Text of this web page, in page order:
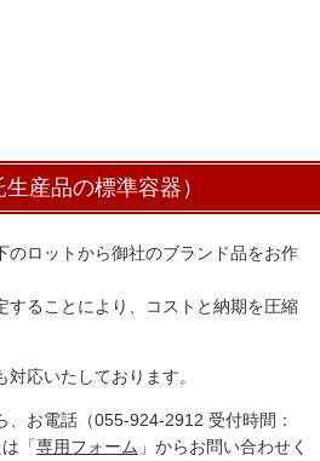
産品の標準容器）
のロットから御社のブランド品をお作
することにより、コストと納期を圧縮
応いたしております。
、お電話（055-924-2912 受付時間：
「専用フォーム 」からお問い合わせく